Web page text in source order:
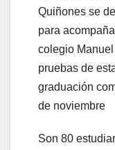
Quiñones se
para
colegio
pruebas de
graduación
de noviembre
Son 80